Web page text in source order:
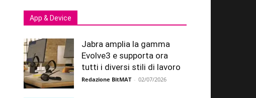
App & Device
Jabra amplia la gamma
Evolve3 e supporta ora
tutti i diversi stili di lavoro
Redazione BitMAT - 02/07/2026